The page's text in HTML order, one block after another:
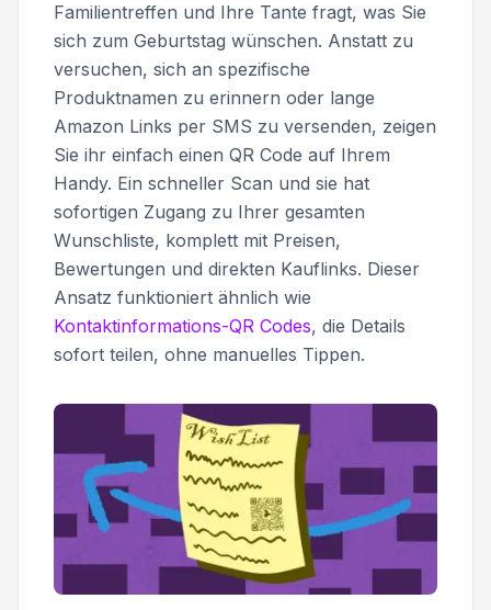
Familientreffen und Ihre Tante fragt, was Sie
sich zum Geburtstag wünschen. Anstatt zu
versuchen, sich an spezifische
Produktnamen zu erinnern oder lange
Amazon Links per SMS zu versenden, zeigen
Sie ihr einfach einen QR Code auf Ihrem
Handy. Ein schneller Scan und sie hat
sofortigen Zugang zu Ihrer gesamten
Wunschliste, komplett mit Preisen,
Bewertungen und direkten Kauflinks. Dieser
Ansatz funktioniert ähnlich wie
Kontaktinformations-QR Codes, die Details
sofort teilen, ohne manuelles Tippen.